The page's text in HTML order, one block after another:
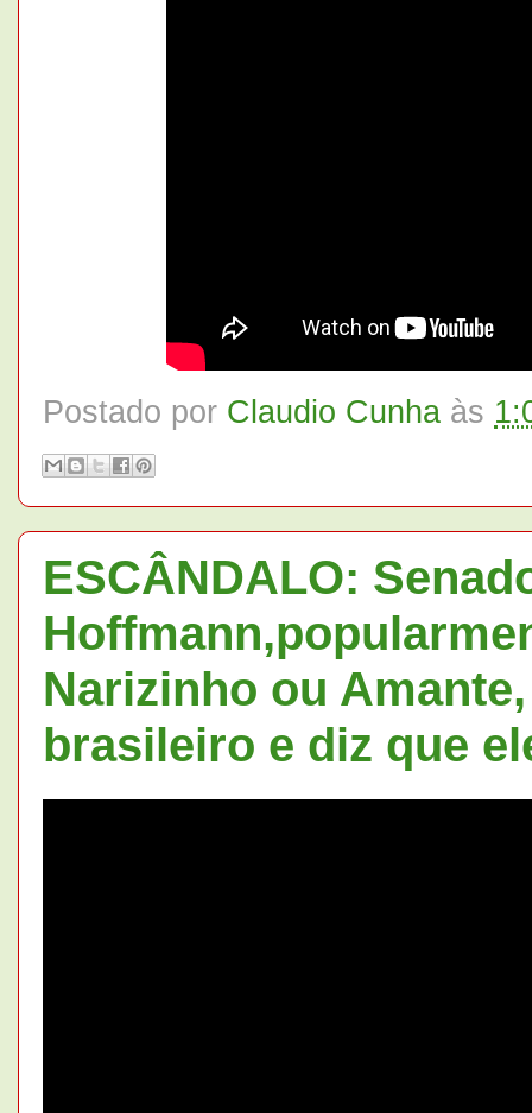
Postado por Claudio Cunha às
ESCÂNDALO:
Narizinho ou
brasileiro e diz que